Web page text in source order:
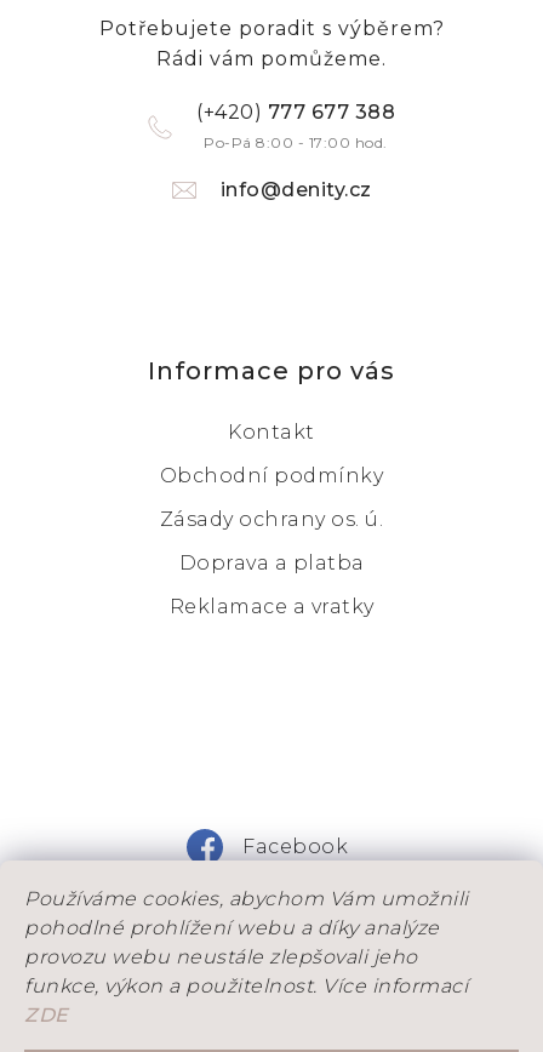
Používáme cookies, abychom Vám umožnili
pohodlné prohlížení webu a díky analýze
provozu webu neustále zlepšovali jeho
funkce, výkon a použitelnost. Více informací
ZDE
Potřebujete poradit s výběrem?
Rádi vám pomůžeme.
(+420) 777 677 388
Po-Pá 8:00 - 17:00 hod.
info@denity.cz
Informace pro vás
Kontakt
Obchodní podmínky
Zásady ochrany os. ú.
Doprava a platba
Reklamace a vratky
Facebook
Instagram